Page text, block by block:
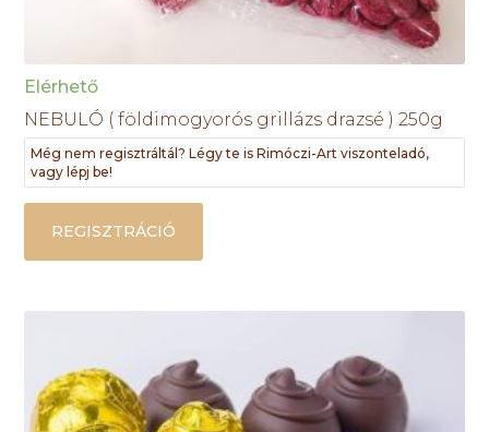
Elérhető
NEBULÓ ( földimogyorós grillázs drazsé ) 250g
Még nem regisztráltál? Légy te is Rimóczi-Art viszonteladó,
vagy lépj be!
REGISZTRÁCIÓ